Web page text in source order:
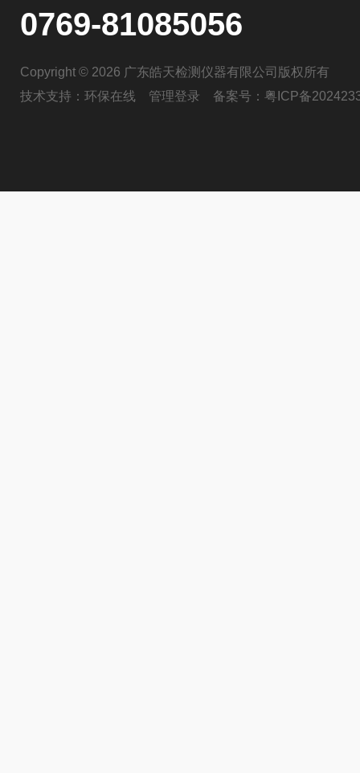
0769-81085056
Copyright © 2026 广东皓天检测仪器有限公司版权所有
技术支持： 环保在线 管理登录 备案号： 粤ICP备